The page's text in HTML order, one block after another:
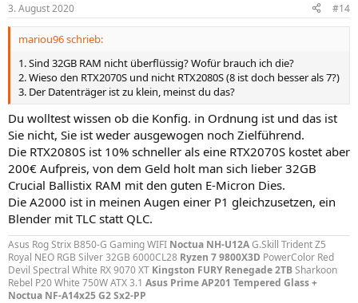
e
n
3. August 2020 #14
mariou96 schrieb:
1. Sind 32GB RAM nicht überflüssig? Wofür brauch ich die?
2. Wieso den RTX2070S und nicht RTX2080S (8 ist doch besser als 7?)
3. Der Datenträger ist zu klein, meinst du das?
Du wolltest wissen ob die Konfig. in Ordnung ist und das ist
Sie nicht, Sie ist weder ausgewogen noch Zielführend.
Die RTX2080S ist 10% schneller als eine RTX2070S kostet aber
200€ Aufpreis, von dem Geld holt man sich lieber 32GB
Crucial Ballistix RAM mit den guten E-Micron Dies.
Die A2000 ist in meinen Augen einer P1 gleichzusetzen, ein
Blender mit TLC statt QLC.
Asus Rog Strix B850-G Gaming WIFI Noctua NH-U12AG.Skill Trident Z5
Royal NEO RGB Silver 32GB 6000CL28 Ryzen 7 9800X3D PowerColor Red
Devil Spectral White RX 9070 XT Kingston FURY Renegade 2TBSharkoon
Rebel P20 White 750W ATX 3.1 Asus Prime AP201 Tempered Glass +
Noctua NF-A14x25 G2 Sx2-PP